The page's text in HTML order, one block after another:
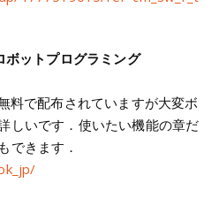
ットプログラミング
料で配布されていますが大変ボ
しいです．使いたい機能の章だ
できます．